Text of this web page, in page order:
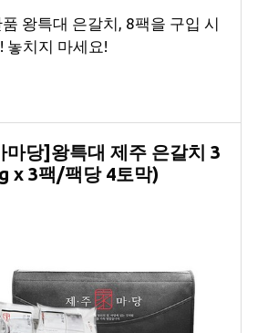
왕특대 은갈치, 8팩을 구입 시
놓치지 마세요!
마당]왕특대 제주 은갈치 3
x 3팩/팩당 4토막)